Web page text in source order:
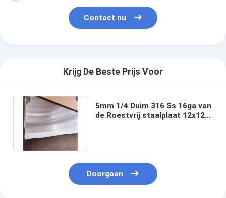
Contact nu
Krijg De Beste Prijs Voor
5mm 1/4 Duim 316 Ss 16ga van
de Roestvrij staalplaat 12x12
Doorgaan